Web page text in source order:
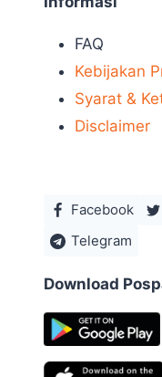
FAQ
Kebijakan
Syarat &
Disclaimer
Facebook
Telegram
Download